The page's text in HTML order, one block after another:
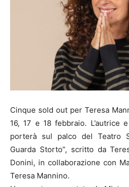
Cinque sold out per Teresa
16, 17 e 18 febbraio. L’autrice
porterà sul palco del Teatro
Guarda Storto”, scritto da
Donini, in collaborazione con
Teresa Mannino.